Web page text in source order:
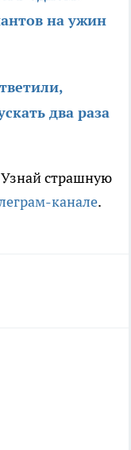
на ужин
два раза
страшную
канале.